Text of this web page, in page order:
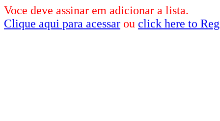
Voce deve assinar em adicionar a lista.
Clique aqui para acessar ou click here to